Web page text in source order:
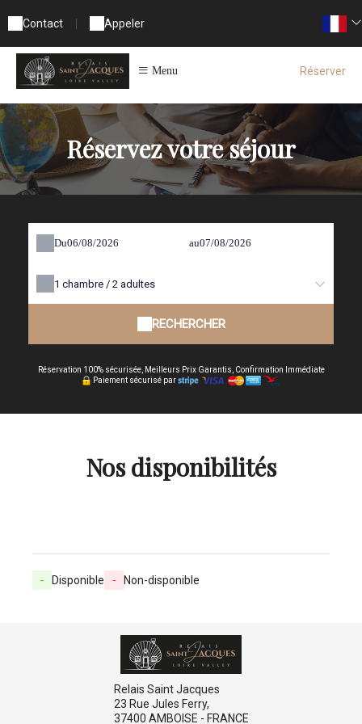
Contact Appeler
Menu Réserver
Réservez votre séjour
Du au
1 chambre / 2 adultes
RECHERCHER
Réservation 100% sécurisée, Meilleurs Prix Garantis, Confirmation Immédiate
Paiement sécurisé par
Nos disponibilités
- Disponible - Non-disponible
Relais Saint Jacques
23 Rue Jules Ferry,
37400 AMBOISE - FRANCE